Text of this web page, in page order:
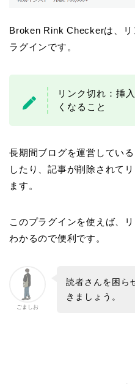
Broken Rink Checkerは、
ラグインです。
リンク切れ：挿
くなること
長期間ブログを運営してい
したり、記事が削除されて
ます。
このプラグインを使えば、
わかるので便利です。
ごましお
読者さんを困ら
きましょう。